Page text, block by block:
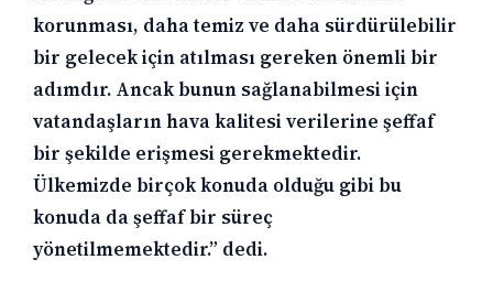
korunması, daha temiz ve daha sürdürülebilir
bir gelecek için atılması gereken önemli bir
adımdır. Ancak bunun sağlanabilmesi için
vatandaşların hava kalitesi verilerine şeffaf
bir şekilde erişmesi gerekmektedir.
Ülkemizde birçok konuda olduğu gibi bu
konuda da şeffaf bir süreç
yönetilmemektedir.” dedi.